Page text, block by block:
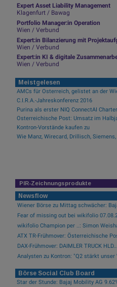
Expert Asset Liability Management
Klagenfurt / Bawag
Portfolio Manager:in Operation
Wien / Verbund
Expert:in Bilanzierung mit
Wien / Verbund
Expert:in KI & digitale
Wien / Verbund
Meistgelesen
AMCs für Österreich, gelistet an der
C.I.R.A.-Jahreskonferenz 2016
Purina als erster NIQ ConnectAI
Österreichische Post: Umsatz im
Kontron-Vorstände kaufen zu
PIR-Zeichnungsprodukte
Newsflow
Wiener Börse zu Mittag schwächer:
Fear of missing out bei wikifolio
wikifolio Champion per ..: Simon
ATX TR-Frühmover: Österreichische
DAX-Frühmover: DAIMLER TRUCK
Analysten zu Kontron: "Q2 stärkt unser
Börse Social Club Board